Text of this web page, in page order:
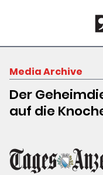
content
Media Archive
Der
auf die